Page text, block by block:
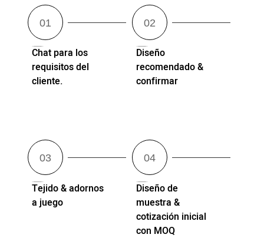
Chat para los
requisitos del
cliente.
Diseño
recomendado &
confirmar
Tejido & adornos
a juego
Diseño de
muestra &
cotización inicial
con MOQ